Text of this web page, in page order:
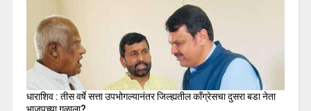
धाराशिव : तीस वर्षे सत्ता उपभोगल्यानंतर जिल्ह्यतील कॉंग्रेसचा दुसरा बडा नेता